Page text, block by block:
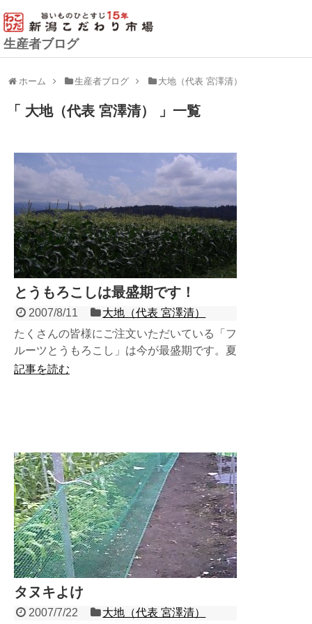
生産者ブログ
ホーム 生産者ブログ 大地（代表 宮澤清）
「 大地（代表 宮澤清） 」一覧
とうもろこしは最盛期です！
2007/8/11
大地（代表 宮澤清）
たくさんの皆様にご注文いただいている「フ
ルーツとうもろこし」は今が最盛期です。夏
の暑さが実の甘さに影響し最高の味となりま
記事を読む
タヌキよけ
2007/7/22
大地（代表 宮澤清）